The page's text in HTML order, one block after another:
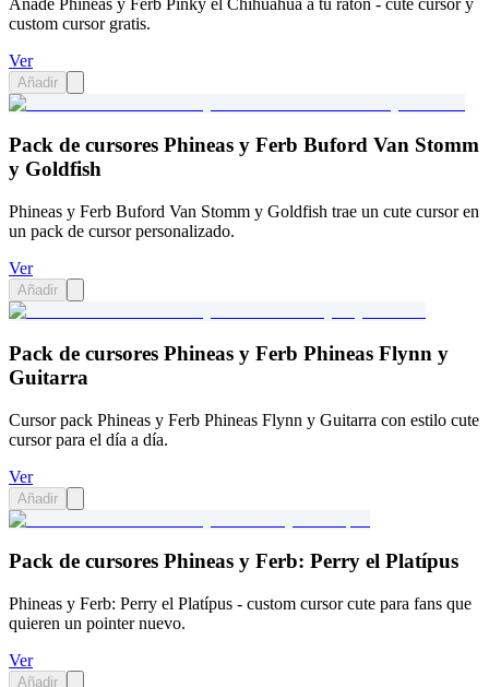
custom cursor gratis.
Ver
Añadir
Pack de cursores Phineas y Ferb Buford Van Stomm
y Goldfish
Phineas y Ferb Buford Van Stomm y Goldfish trae un cute cursor en
un pack de cursor personalizado.
Ver
Añadir
Pack de cursores Phineas y Ferb Phineas Flynn y
Guitarra
Cursor pack Phineas y Ferb Phineas Flynn y Guitarra con estilo cute
cursor para el día a día.
Ver
Añadir
Pack de cursores Phineas y Ferb: Perry el Platípus
Phineas y Ferb: Perry el Platípus - custom cursor cute para fans que
quieren un pointer nuevo.
Ver
Añadir